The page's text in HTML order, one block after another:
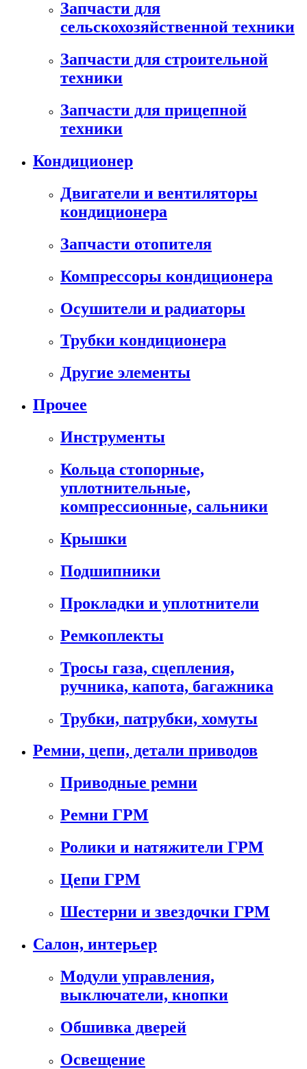
Запчасти для
сельскохозяйственной техники
Запчасти для строительной
техники
Запчасти для прицепной
техники
Кондиционер
Двигатели и вентиляторы
кондиционера
Запчасти отопителя
Компрессоры кондиционера
Осушители и радиаторы
Трубки кондиционера
Другие элементы
Прочее
Инструменты
Кольца стопорные,
уплотнительные,
компрессионные, сальники
Крышки
Подшипники
Прокладки и уплотнители
Ремкоплекты
Тросы газа, сцепления,
ручника, капота, багажника
Трубки, патрубки, хомуты
Ремни, цепи, детали приводов
Приводные ремни
Ремни ГРМ
Ролики и натяжители ГРМ
Цепи ГРМ
Шестерни и звездочки ГРМ
Салон, интерьер
Модули управления,
выключатели, кнопки
Обшивка дверей
Освещение